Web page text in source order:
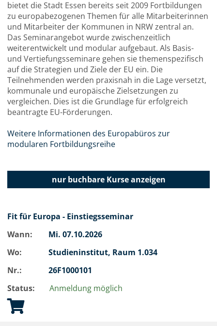
bietet die Stadt Essen bereits seit 2009 Fortbildungen
zu europabezogenen Themen für alle Mitarbeiterinnen
und Mitarbeiter der Kommunen in NRW zentral an.
Das Seminarangebot wurde zwischenzeitlich
weiterentwickelt und modular aufgebaut. Als Basis-
und Vertiefungsseminare gehen sie themenspezifisch
auf die Strategien und Ziele der EU ein. Die
Teilnehmenden werden praxisnah in die Lage versetzt,
kommunale und europäische Zielsetzungen zu
vergleichen. Dies ist die Grundlage für erfolgreich
beantragte EU-Förderungen.
Weitere Informationen des Europabüros zur
modularen Fortbildungsreihe
nur buchbareKurse anzeigen
Fit für Europa - Einstiegsseminar
Wann:
Mi. 07.10.2026
Wo:
Studieninstitut, Raum 1.034
Nr.:
26F1000101
Status:
Anmeldung möglich